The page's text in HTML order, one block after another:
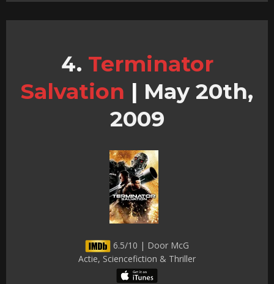
Terminator
Salvation | May 20th,
2009
6.5/10 | Door McG
Actie, Sciencefiction & Thriller